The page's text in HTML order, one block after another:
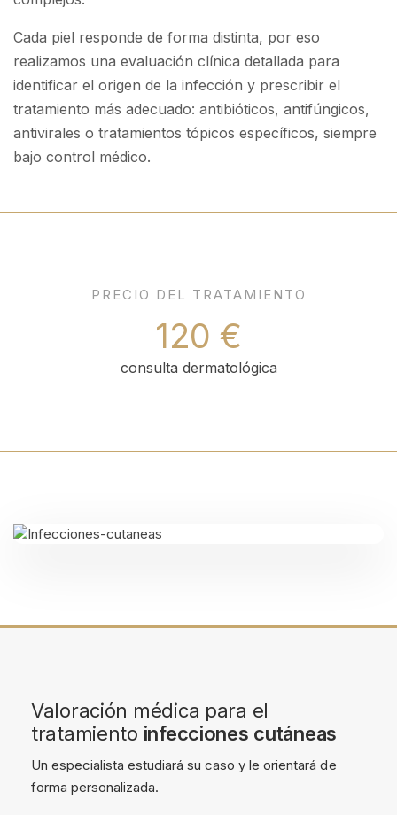
Cada piel responde de forma distinta, por eso
realizamos una evaluación clínica detallada para
identificar el origen de la infección y prescribir el
tratamiento más adecuado: antibióticos, antifúngicos,
antivirales o tratamientos tópicos específicos, siempre
bajo control médico.
PRECIO DEL TRATAMIENTO
120 €
consulta dermatológica
Valoración médica para el
tratamiento infecciones cutáneas
Un especialista estudiará su caso y le orientará de
forma personalizada.